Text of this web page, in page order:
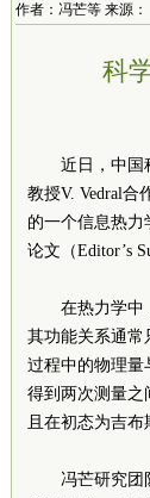
作者：冯芒等 来源：
科
近日，中国
教授V. Vedral
的一个信息热
论文（Editor’s
在热力学中
其功能关系通常
过程中的物理量
得到两次测量之
且在初态为吉布
冯芒研究团